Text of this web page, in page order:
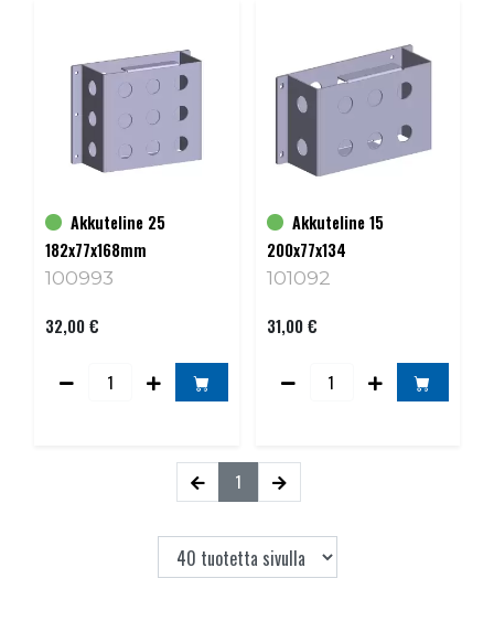
Akkuteline 25
182x77x168mm
100993
32,00 €
Akkuteline 15
200x77x134
101092
31,00 €
1(current)